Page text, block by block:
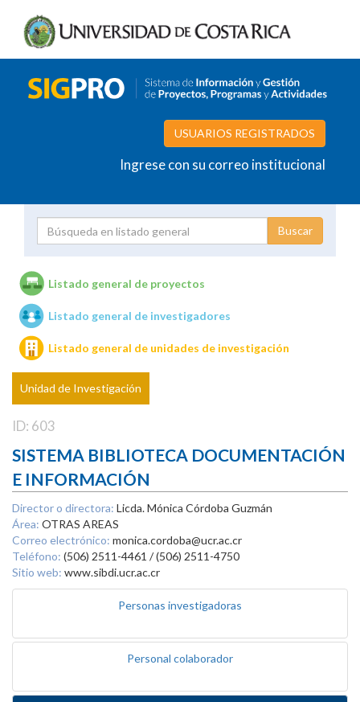
USUARIOS REGISTRADOS
Ingrese con su correo institucional
Unidades de investigación
Listado general de proyectos
Listado general de investigadores
Listado general de unidades de investigación
Unidad de Investigación
ID: 603
SISTEMA BIBLIOTECA DOCUMENTACIÓN
E INFORMACIÓN
Director o directora: Licda. Mónica Córdoba Guzmán
Área: OTRAS AREAS
Correo electrónico: monica.cordoba@ucr.ac.cr
Teléfono: (506) 2511-4461 / (506) 2511-4750
Sitio web: www.sibdi.ucr.ac.cr
Personas investigadoras
Personal colaborador